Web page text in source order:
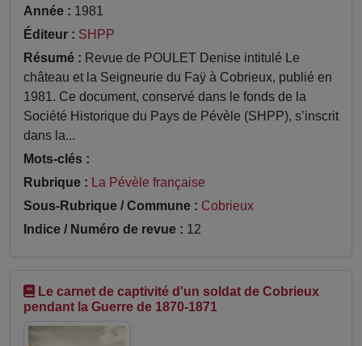
Année : 1981
Éditeur : SHPP
Résumé : Revue de POULET Denise intitulé Le
château et la Seigneurie du Faÿ à Cobrieux, publié en
1981. Ce document, conservé dans le fonds de la
Société Historique du Pays de Pévèle (SHPP), s’inscrit
dans la...
Mots-clés :
Rubrique : La Pévèle française
Sous-Rubrique / Commune : Cobrieux
Indice / Numéro de revue : 12
Le carnet de captivité d'un soldat de Cobrieux
pendant la Guerre de 1870-1871